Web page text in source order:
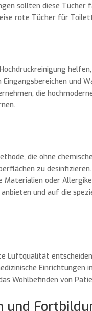
sollten diese Tücher
rote Tücher für
und
die
die ohne
zu
oder
und auf die
Luftqualität
Einrichtungen
Wohlbefinden von
und